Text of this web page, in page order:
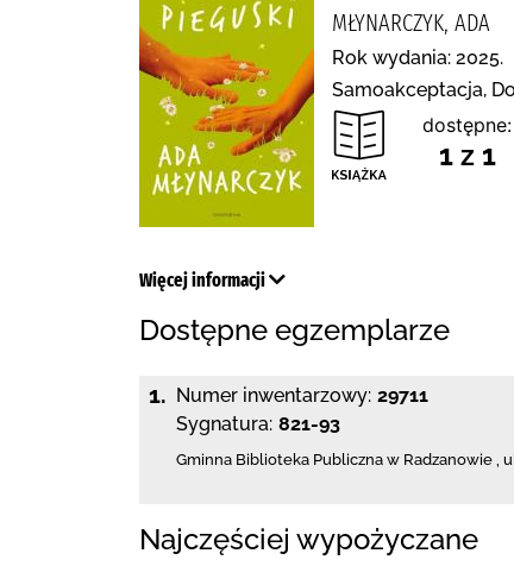
MŁYNARCZYK, ADA
Rok wydania: 2025.
Samoakceptacja,
dostępne:
1 z 1
Więcej informacji
Dostępne egzemplarze
1. Numer inwentarzowy: 29711
Sygnatura: 821-93
Gminna Biblioteka Publiczna w Radzanowie ,
Najczęściej wypożyczane